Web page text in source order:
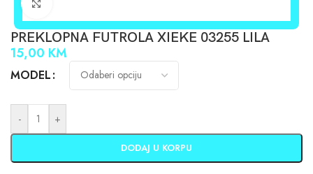
PREKLOPNA FUTROLA XIEKE 03255 LILA
15,00 KM
MODEL
- +
DODAJ U KORPU